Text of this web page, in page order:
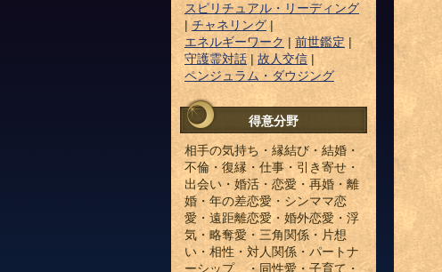
スピリチュアル・リーディング
|チャネリング|
エネルギーワーク |前世鑑定 |
守護霊対話| 故人交信 |
ペンジュラム・ダウジング
得意分野
相手の気持ち・縁結び・結婚・
不倫・復縁・仕事・引き寄せ・
出会い・婚活・恋愛・再婚・離
婚・年の差恋愛・シンママ恋
愛・遠距離恋愛・婚外恋愛・浮
気・略奪愛・三角関係・片想
い・相性・対人関係・パートナ
ーシップ ・同性愛・子育て・